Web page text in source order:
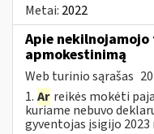
Metai: 2022
Apie
apmokestinimą
Web turinio sąrašas
1. Ar reikės mokėti
kuriame nebuvo
gyventojas įsigijo 2023